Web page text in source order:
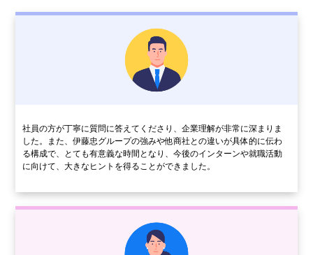
社員の方が丁寧に質問に答えてくださり、企業理解が非常に深まりま
した。また、伊藤忠グループの強みや他商社との違いが具体的に伝わ
る構成で、とても有意義な時間となり、今後のインターンや就職活動
に向けて、大きなヒントを得ることができました。